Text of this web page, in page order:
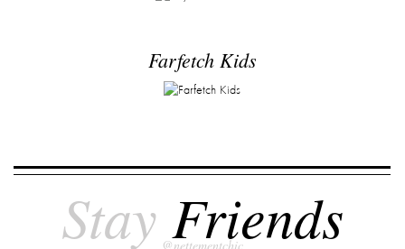
Farfetch Kids
Stay Friends
@nettementchic